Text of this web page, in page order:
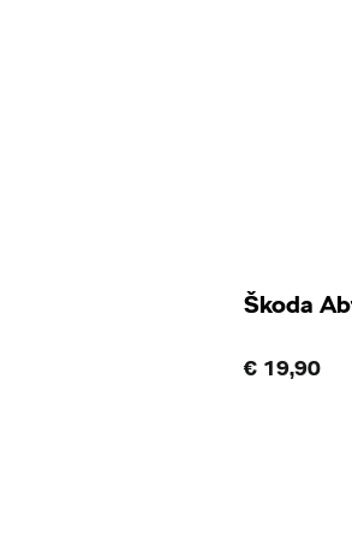
Škoda
€ 19,90